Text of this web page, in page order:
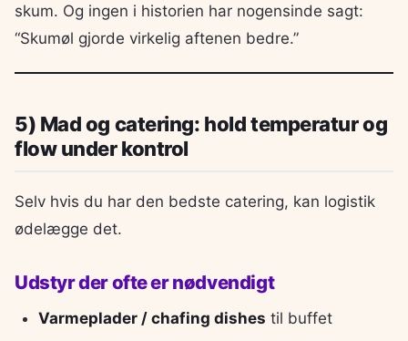
skum. Og ingen i historien har nogensinde sagt:
“Skumøl gjorde virkelig aftenen bedre.”
5) Mad og catering: hold temperatur og
flow under kontrol
Selv hvis du har den bedste catering, kan logistik
ødelægge det.
Udstyr der ofte er nødvendigt
Varmeplader / chafing dishes til buffet